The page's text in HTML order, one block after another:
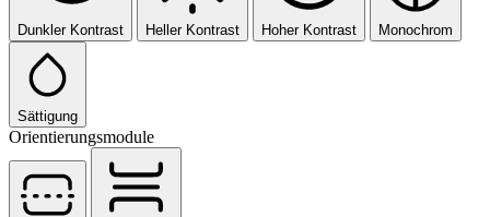
Dunkler Kontrast Heller Kontrast Hoher Kontrast Monochrom
Sättigung
Orientierungsmodule